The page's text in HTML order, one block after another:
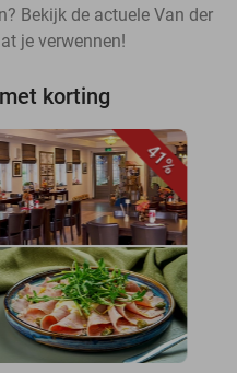
Bekijk de actuele Van der
je verwennen!
korting
41%